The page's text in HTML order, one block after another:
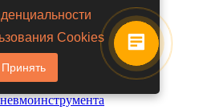
пневматические
пневматические
Cookies
Принять